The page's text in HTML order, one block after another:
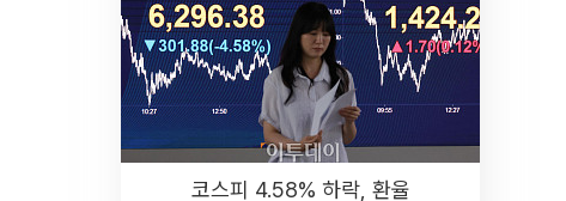
코스피 4.58% 하락, 환율